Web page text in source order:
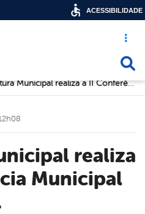
Acesso
Prefeitura Municipal realiza a II Conferência Municipal de Educação.
Municipal
ACESSIBILIDADE